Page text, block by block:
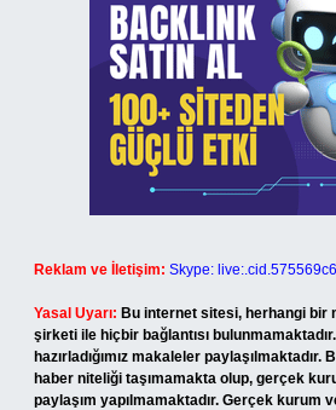
Reklam ve İletişim: Skype:
Yasal Uyarı: Bu internet sitesi, herhangi bir
şirketi ile hiçbir bağlantısı
hazırladığımız makaleler
haber niteliği taşımamakta olup, gerçek
paylaşım yapılmamaktadır. Gerçek kurum